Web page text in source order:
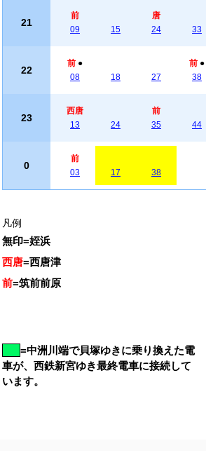
21
前
09
15
唐
24
33
22
前 ●
08
18 27
前 ●
38
23
西唐
13
24
前
35
44
0
前
03
17 38
凡例
無印=姪浜
西唐=西唐津
前=筑前前原
=中洲川端で貝塚ゆきに乗り換えた電
車が、西鉄新宮ゆき最終電車に接続して
います。